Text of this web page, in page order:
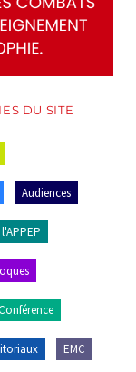
DU SITE
Audiences
EMC